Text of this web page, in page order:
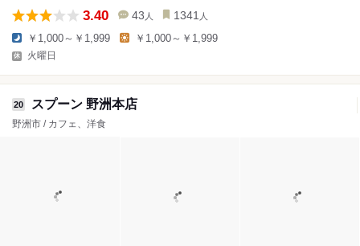
3.40 43 人 1341 人
￥1,000～￥1,999 ￥1,000～￥1,999
火曜日
20 スプーン 野洲本店
野洲市 / カフェ、洋食